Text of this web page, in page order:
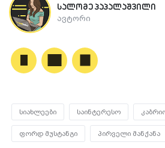
სალომე პაპალაშვილი
ავტორი
სიახლეები საინტერესო
ფორდ მუსტანგი პირველი მანქანა